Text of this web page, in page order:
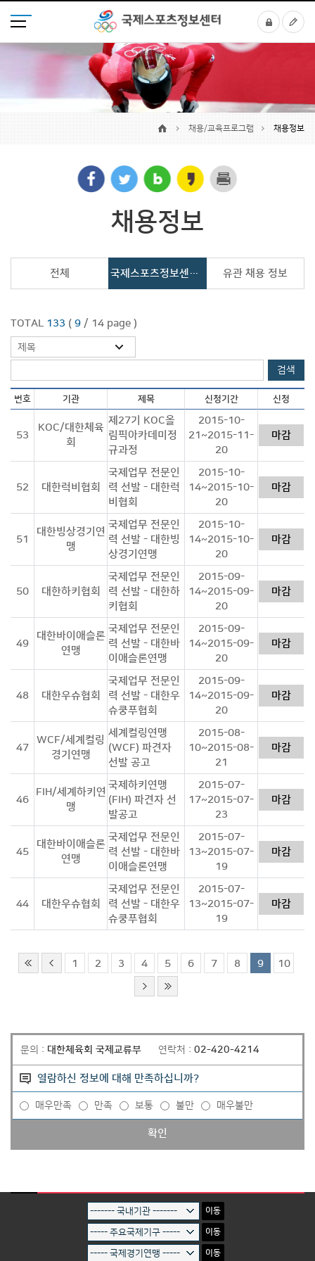
채용/교육프로그램 채용정보
채용정보
전체 국제스포츠정보센터 선발 프로그램 유관 채용 정보
TOTAL 133 ( 9 / 14 page )
제목
검색
번호 기관 제목 신청기간 신청
53
KOC/대한체육
회
제27기 KOC올
림픽아카데미정
규과정
2015-10-
21~2015-11-
20
마감
52 대한럭비협회
국제업무 전문인
력 선발 - 대한럭
비협회
2015-10-
14~2015-10-
20
마감
51
대한빙상경기연
맹
국제업무 전문인
력 선발 - 대한빙
상경기연맹
2015-10-
14~2015-10-
20
마감
50 대한하키협회
국제업무 전문인
력 선발 - 대한하
키협회
2015-09-
14~2015-09-
20
마감
49
대한바이애슬론
연맹
국제업무 전문인
력 선발 - 대한바
이애슬론연맹
2015-09-
14~2015-09-
20
마감
48 대한우슈협회
국제업무 전문인
력 선발 - 대한우
슈쿵푸협회
2015-09-
14~2015-09-
20
마감
47
WCF/세계컬링
경기연맹
세계컬링연맹
(WCF) 파견자
선발 공고
2015-08-
10~2015-08-
21
마감
46
FIH/세계하키연
맹
국제하키연맹
(FIH) 파견자 선
발공고
2015-07-
17~2015-07-
23
마감
45
대한바이애슬론
연맹
국제업무 전문인
력 선발 - 대한바
이애슬론연맹
2015-07-
13~2015-07-
19
마감
44 대한우슈협회
국제업무 전문인
력 선발 - 대한우
슈쿵푸협회
2015-07-
13~2015-07-
19
마감
1 2 3 4 5 6 7 8 9 10
문의 : 대한체육회 국제교류부 연락처 : 02-420-4214
열람하신 정보에 대해 만족하십니까?
매우만족 만족 보통 불만 매우불만
확인
이동
이동
이동